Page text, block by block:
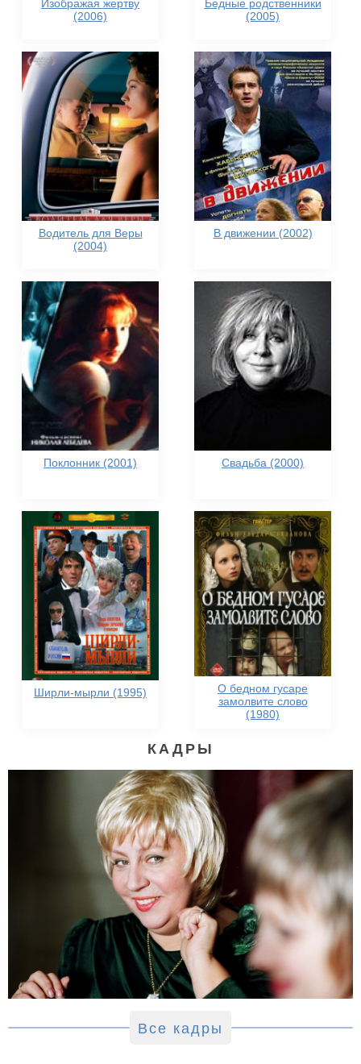
Изображая жертву
(2006)
Бедные родственники
(2005)
Водитель для Веры
(2004)
В движении (2002)
Поклонник (2001) Свадьба (2000)
Ширли-мырли (1995)
О бедном гусаре
замолвите слово
(1980)
КАДРЫ
Все кадры